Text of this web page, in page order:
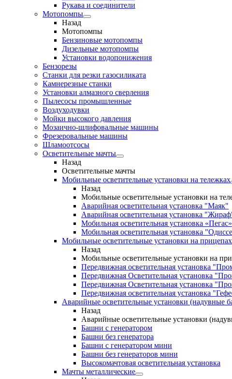
Рукава и соединители
Мотопомпы
Назад
Мотопомпы
Бензиновые мотопомпы
Дизельные мотопомпы
Установки водопонижения
Бензорезы
Станки для резки газосиликата
Камнерезные станки
Установки алмазного сверления
Пылесосы промышленные
Воздуходувки
Мойки высокого давления
Мозаично-шлифовальные машины
Фрезеровальные машины
Шламоотсосы
Осветительные мачты
Назад
Осветительные мачты
Мобильные осветительные установки на тележках
Назад
Мобильные осветительные установки на
Аварийная осветительная установка "Маяк"
Аварийная осветительная установка
Мобильная осветительная установка «Пегас»
Мобильная осветительная установка
Мобильные осветительные установки на прицепах
Назад
Мобильные осветительные установки на
Передвижная осветительная установка
Передвижная Осветительная установка
Передвижная Осветительная установка
Передвижная осветительная установка
Аварийные осветительные установки (надувные
Назад
Аварийные осветительные установки
Башни с генератором
Башни без генератора
Башни с генератором мини
Башни без генераторов мини
Высокомачтовая осветительная установка
Мачты металлические